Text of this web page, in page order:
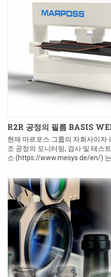
R2R 공정의 필름 BASIS
현재 마르포스 그룹의 자회사이자
조 공정의 모니터링, 검사 및 테스
스 (https://www.mesys.de/en/) 는